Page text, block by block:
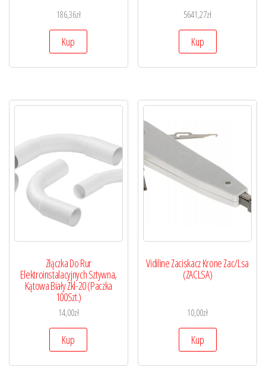
186,36zł
Kup
5641,27zł
Kup
Złączka Do Rur
Elektroinstalacyjnych Sztywna,
Kątowa Biały Zkl-20 (Paczka
100Szt.)
14,00zł
Kup
Vidiline Zaciskacz Krone Zac/Lsa
(ZACLSA)
10,00zł
Kup